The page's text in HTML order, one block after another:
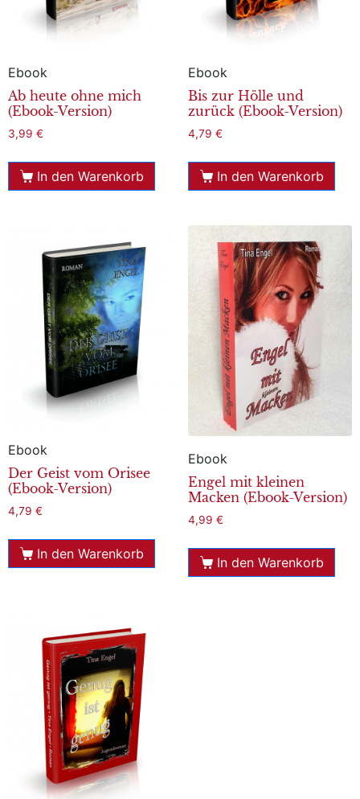
Ebook
Ab heute ohne mich
(Ebook-Version)
3,99 €
In den Warenkorb
Ebook
Bis zur Hölle und
zurück (Ebook-Version)
4,79 €
In den Warenkorb
Ebook
Der Geist vom Orisee
(Ebook-Version)
4,79 €
In den Warenkorb
Ebook
Engel mit kleinen
Macken (Ebook-Version)
4,99 €
In den Warenkorb